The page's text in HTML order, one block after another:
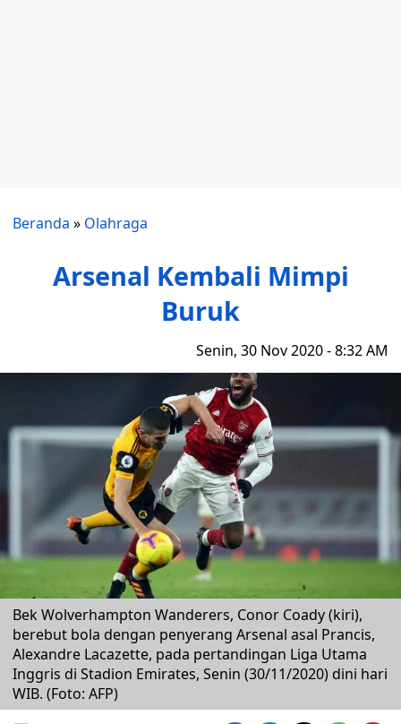
Beranda » Olahraga
Arsenal Kembali Mimpi
Buruk
Senin, 30 Nov 2020 - 8:32 AM
Bek Wolverhampton Wanderers, Conor Coady (kiri),
berebut bola dengan penyerang Arsenal asal Prancis,
Alexandre Lacazette, pada pertandingan Liga Utama
Inggris di Stadion Emirates, Senin (30/11/2020) dini hari
WIB. (Foto: AFP)